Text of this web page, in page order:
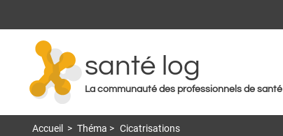
santé log
La communauté des professionnels de santé
Accueil > Théma > Cicatrisations